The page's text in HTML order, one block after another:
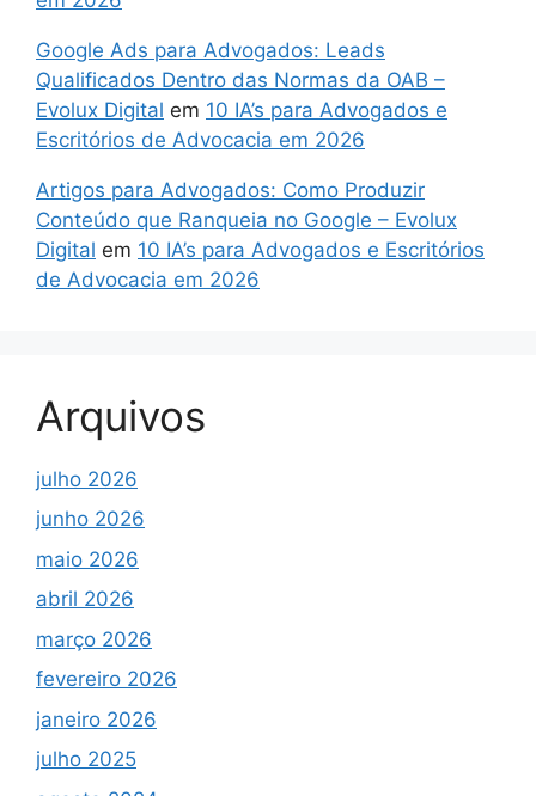
Google Ads para Advogados: Leads
Qualificados Dentro das Normas da OAB –
Evolux Digital em 10 IA’s para Advogados e
Escritórios de Advocacia em 2026
Artigos para Advogados: Como Produzir
Conteúdo que Ranqueia no Google – Evolux
Digital em 10 IA’s para Advogados e Escritórios
de Advocacia em 2026
Arquivos
julho 2026
junho 2026
maio 2026
abril 2026
março 2026
fevereiro 2026
janeiro 2026
julho 2025